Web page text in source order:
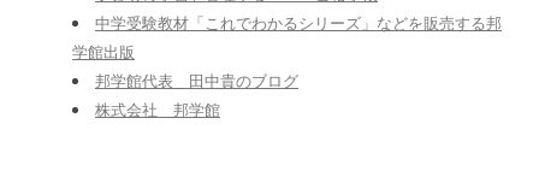
中学受験教材「これでわかるシリーズ」などを販売する邦
学館出版
邦学館代表 田中貴のブログ
株式会社 邦学館